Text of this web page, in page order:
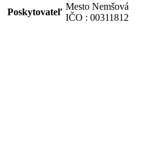
Poskytovateľ
Mesto Nemšová
IČO : 00311812